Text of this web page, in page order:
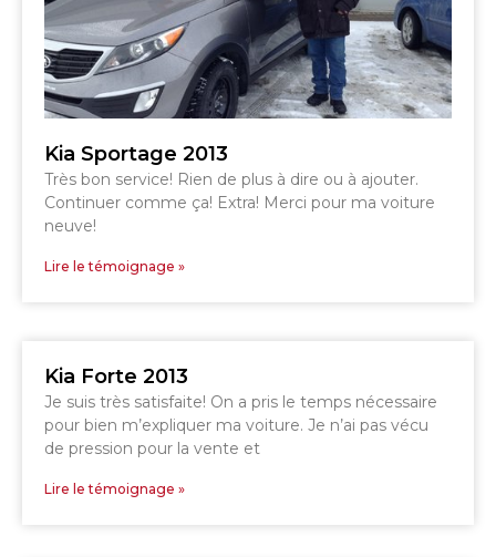
Kia Sportage 2013
Très bon service! Rien de plus à dire ou à ajouter.
Continuer comme ça! Extra! Merci pour ma voiture
neuve!
Lire le témoignage »
Kia Forte 2013
Je suis très satisfaite! On a pris le temps nécessaire
pour bien m’expliquer ma voiture. Je n’ai pas vécu
de pression pour la vente et
Lire le témoignage »
819 564-2196
GRANBY
DRUMMONDVILLE
ESTRIE
GRANBY